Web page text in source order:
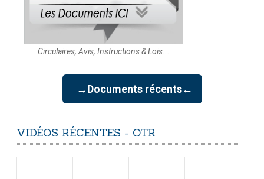
Circulaires, Avis, Instructions & Lois...
→Documents récents←
VIDÉOS RÉCENTES - OTR